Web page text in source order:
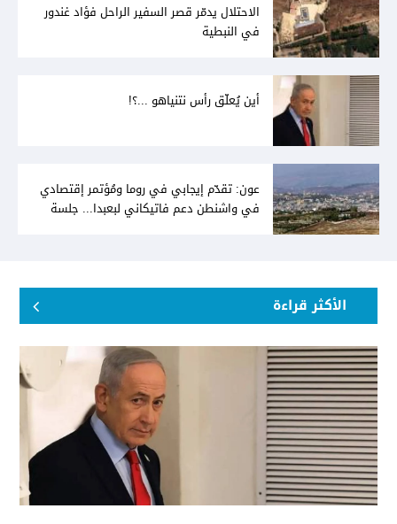
الاحتلال يدمّر قصر السفير الراحل فؤاد غندور
في النبطية
أين يُعلّق رأس نتنياهو ...؟!
عون: تقدّم إيجابي في روما ومُؤتمر إقتصادي
في واشنطن دعم فاتيكاني لبعبدا... جلسة
الأكثر قراءة